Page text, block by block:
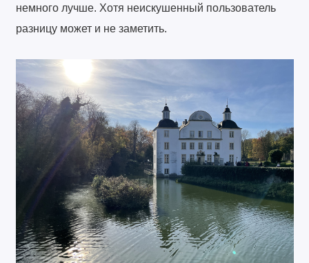
немного лучше. Хотя неискушенный пользователь
разницу может и не заметить.